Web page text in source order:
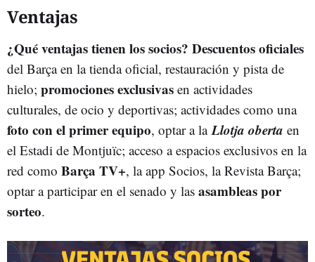
Ventajas
¿Qué ventajas tienen los socios? Descuentos oficiales
del Barça en la tienda oficial, restauración y pista de
hielo; promociones exclusivas en actividades
culturales, de ocio y deportivas; actividades como una
foto con el primer equipo, optar a la Llotja oberta en
el Estadi de Montjuïc; acceso a espacios exclusivos en la
red como Barça TV+, la app Socios, la Revista Barça;
optar a participar en el senado y las asambleas por
sorteo.